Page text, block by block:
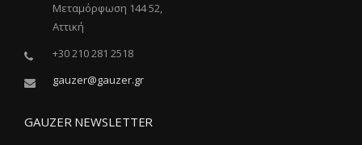
Μεταμόρφωση 144 52,
Αττική
+30 210 281 2518
gauzer@gauzer.gr
GAUZER NEWSLETTER